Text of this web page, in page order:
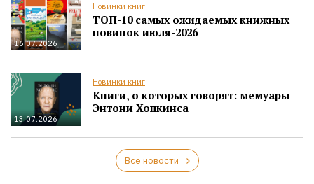
16.07.2026
Новинки книг
ТОП-10 самых ожидаемых книжных
новинок июля-2026
13.07.2026
Новинки книг
Книги, о которых говорят: мемуары
Энтони Хопкинса
Все новости